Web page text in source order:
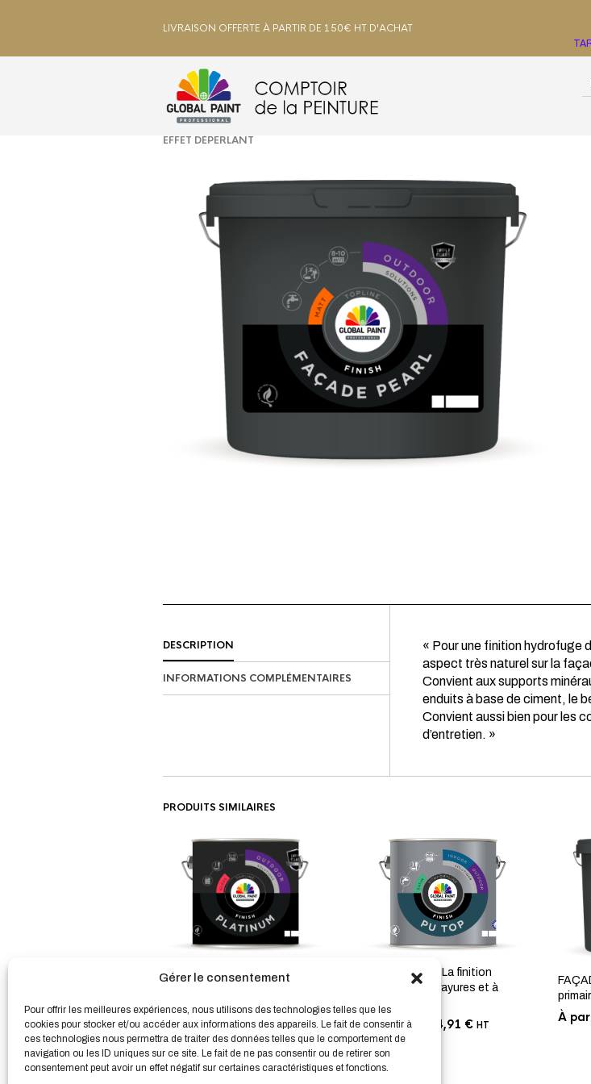
Gérer le consentement
Pour offrir les meilleures expériences, nous utilisons des technologies telles que les
cookies pour stocker et/ou accéder aux informations des appareils. Le fait de consentir à
ces technologies nous permettra de traiter des données telles que le comportement de
navigation ou les ID uniques sur ce site. Le fait de ne pas consentir ou de retirer son
consentement peut avoir un effet négatif sur certaines caractéristiques et fonctions.
LIVRAISON OFFERTE À PARTIR DE 150€ HT D'ACHAT
ACCUEIL/EXTÉRIEUR
EFFET DÉPERLANT
DESCRIPTION
INFORMATIONS COMPLÉMENTAIRES
« Pour une finition hydrofuge
aspect très naturel sur la
Convient aux supports
enduits à base de ciment, le
Convient aussi bien pour les
d’entretien. »
PRODUITS SIMILAIRES
PLATINUM FINISH La couche de
À partir de38,77€ HT
PU TOP FINISH La finition
résistante aux rayures et à
l’usure
À partir de 34,91 € HT
À